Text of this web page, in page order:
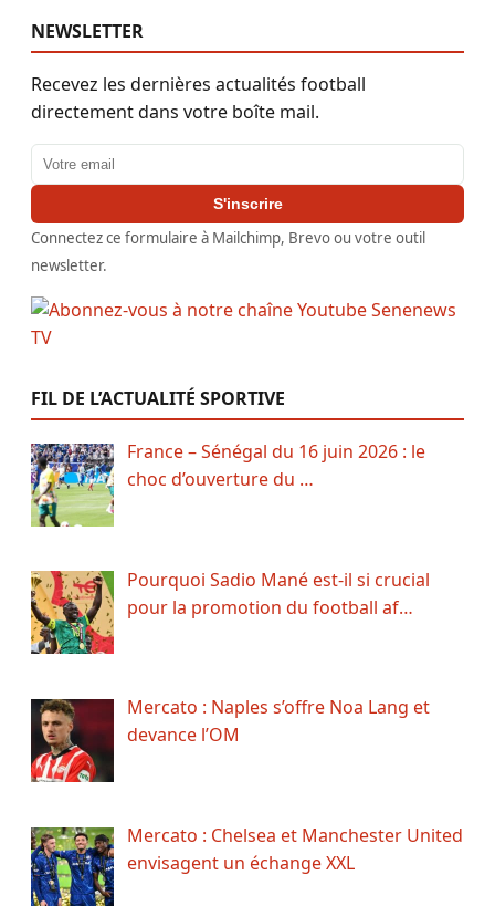
NEWSLETTER
Recevez les dernières actualités football
directement dans votre boîte mail.
Adresse email
S'inscrire
Connectez ce formulaire à Mailchimp, Brevo ou votre outil
newsletter.
FIL DE L’ACTUALITÉ SPORTIVE
France – Sénégal du 16 juin 2026 : le
choc d’ouverture du …
Pourquoi Sadio Mané est-il si crucial
pour la promotion du football af…
Mercato : Naples s’offre Noa Lang et
devance l’OM
Mercato : Chelsea et Manchester United
envisagent un échange XXL